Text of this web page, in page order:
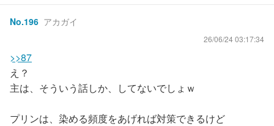
No.196 アカガイ
26/06/24 03:17:34
>>87
え？
主は、そういう話しか、してないでしょｗ
プリンは、染める頻度をあげれば対策できるけど